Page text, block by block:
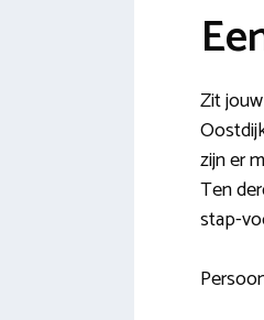
Zit
zijn er
Ten
stap-